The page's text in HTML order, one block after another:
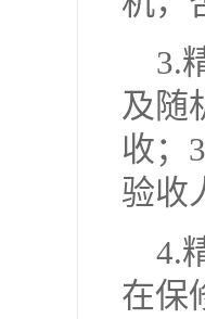
3.
及随
收；
验收
4.
在保